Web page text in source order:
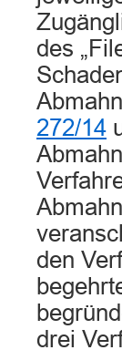
des
272/14
den
drei